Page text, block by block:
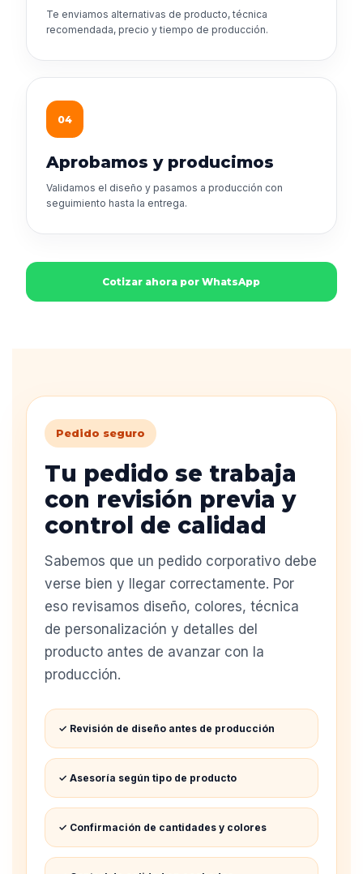
Te enviamos alternativas de producto, técnica
recomendada, precio y tiempo de producción.
04
Aprobamos y producimos
Validamos el diseño y pasamos a producción con
seguimiento hasta la entrega.
Cotizar ahora por WhatsApp
Pedido seguro
Tu pedido se trabaja
con revisión previa y
control de calidad
Sabemos que un pedido corporativo debe
verse bien y llegar correctamente. Por
eso revisamos diseño, colores, técnica
de personalización y detalles del
producto antes de avanzar con la
producción.
✓ Revisión de diseño antes de producción
✓ Asesoría según tipo de producto
✓ Confirmación de cantidades y colores